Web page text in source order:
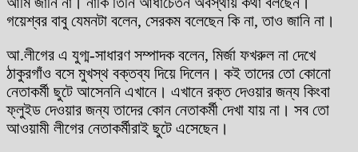
গয়েশ্বর বাবু যেমনটা বলেন, সেরকম বলেছেন কি না, তাও জানি না।
আ.লীগের এ যুগ্ম-সাধারণ সম্পাদক বলেন, মির্জা ফখরুল না দেখে
ঠাকুরগাঁও বসে মুখস্থ বক্তব্য দিয়ে দিলেন। কই তাদের তো কোনো
নেতাকর্মী ছুটে আসেননি এখানে। এখানে রক্ত দেওয়ার জন্য কিংবা
ফ্লুইড দেওয়ার জন্য তাদের কোন নেতাকর্মী দেখা যায় না। সব তো
আওয়ামী লীগের নেতাকর্মীরাই ছুটে এসেছেন।